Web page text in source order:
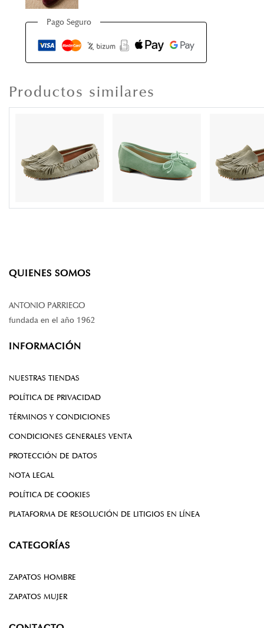
Pago Seguro
Productos similares
QUIENES SOMOS
ANTONIO PARRIEGO
fundada en el año 1962
INFORMACIÓN
NUESTRAS TIENDAS
POLÍTICA DE PRIVACIDAD
TÉRMINOS Y CONDICIONES
CONDICIONES GENERALES VENTA
PROTECCIÓN DE DATOS
NOTA LEGAL
POLÍTICA DE COOKIES
PLATAFORMA DE RESOLUCIÓN DE LITIGIOS EN LÍNEA
CATEGORÍAS
ZAPATOS HOMBRE
ZAPATOS MUJER